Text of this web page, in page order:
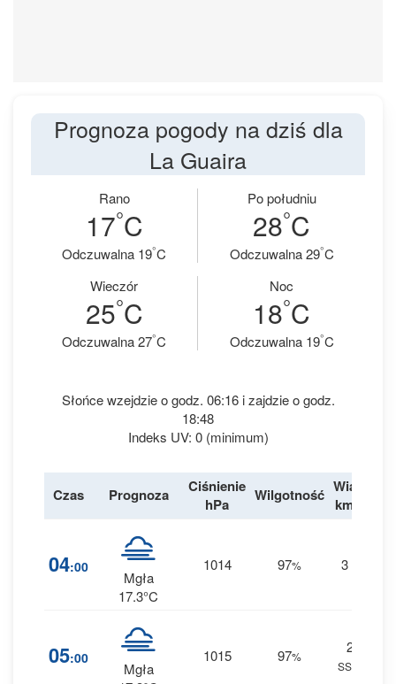
Prognoza pogody na dziś dla
La Guaira
Rano
17°C
Odczuwalna 19°C
Po południu
28°C
Odczuwalna 29°C
Wieczór
25°C
Odczuwalna 27°C
Noc
18°C
Odczuwalna 19°C
Słońce wzejdzie o godz. 06:16 i zajdzie o godz.
18:48
Indeks UV: 0 (minimum)
Czas Prognoza
Ciśnienie
hPa
Wilgotność Wiatr
km/h
04:00
Mgła
17.3°C
1014 97% 3
05:00
Mgła
1015 97%
2
SSW